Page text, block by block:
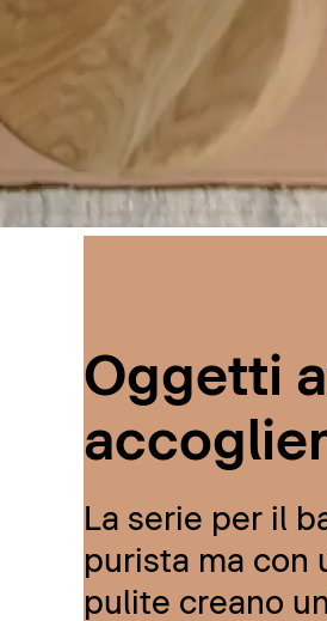
Oggetti
La serie per il
purista ma con
pulite creano